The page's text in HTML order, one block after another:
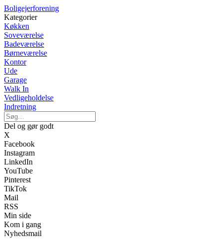
Boligejerforening
Kategorier
Køkken
Soveværelse
Badeværelse
Børneværelse
Kontor
Ude
Garage
Walk In
Vedligeholdelse
Indretning
Del og gør godt
X
Facebook
Instagram
LinkedIn
YouTube
Pinterest
TikTok
Mail
RSS
Min side
Kom i gang
Nyhedsmail